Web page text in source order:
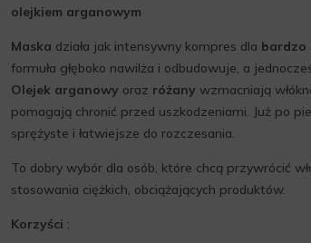
olejkiem arganowym
Maska działa jak intensywny kompres dla bardzo
formuła głęboko nawilża i odbudowuje, a
Olejek arganowy oraz różany wzmacniają
pomagają chronić przed uszkodzeniami. Już po
sprężyste i łatwiejsze do rozczesania.
To dobry wybór dla osób, które chcą przywrócić
stosowania ciężkich, obciążających produktów.
Korzyści :